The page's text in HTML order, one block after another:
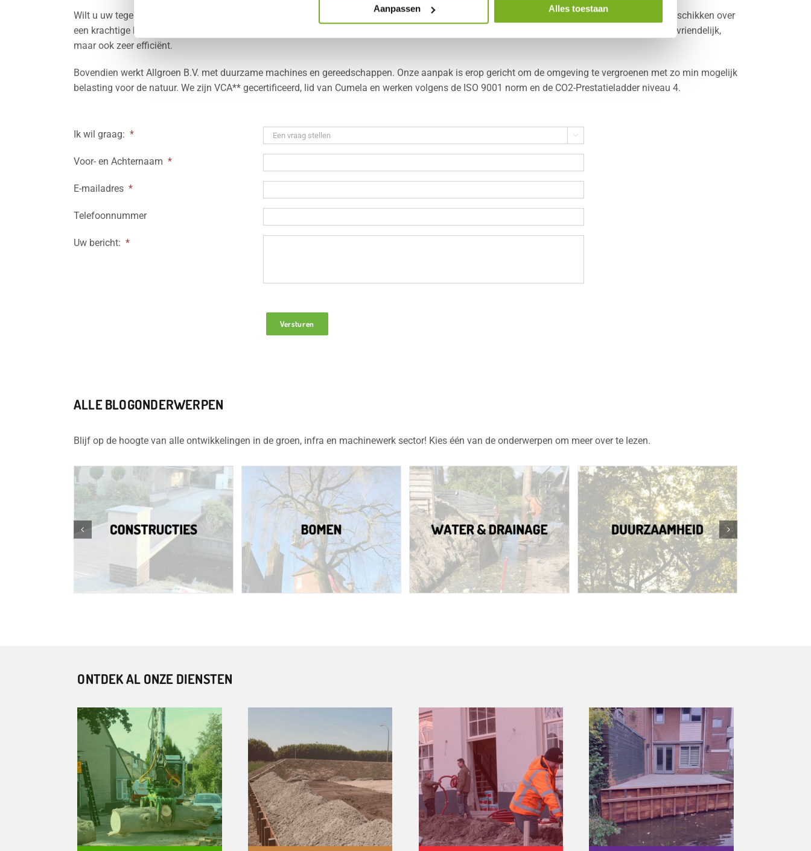
Aanpassen Alles toestaan
Wilt u uw tegels écht grondig schoonmaken zonder het milieu te belasten? Allgroen B.V. biedt een professionele en duurzame oplossing. Wij beschikken over
een krachtige borstelmachine waarmee we uw tegels effectief kunnen reinigen zonder chemische middelen. Deze methode is niet alleen milieuvriendelijk,
maar ook zeer efficiënt.
Bovendien werkt Allgroen B.V. met duurzame machines en gereedschappen. Onze aanpak is erop gericht om de omgeving te vergroenen met zo min mogelijk
belasting voor de natuur. We zijn VCA** gecertificeerd, lid van Cumela en werken volgens de ISO 9001 norm en de CO2-Prestatieladder niveau 4.
Ik wil graag: * 
Voor- en Achternaam *
E-mailadres *
Telefoonnummer
Uw bericht: *
Versturen
ALLE BLOGONDERWERPEN
Blijf op de hoogte van alle ontwikkelingen in de groen, infra en machinewerk sector! Kies één van de onderwerpen om meer over te lezen.
ONTDEK AL ONZE DIENSTEN